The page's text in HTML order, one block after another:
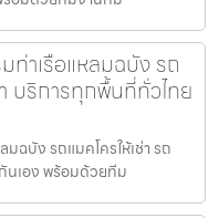
ท่าเรือแหลมฉบัง รถ
บริการทุกพื้นที่ทั่วไทย
ฉบัง รถแมคโครให้เช่า รถ
นเอง พร้อมด้วยทีม